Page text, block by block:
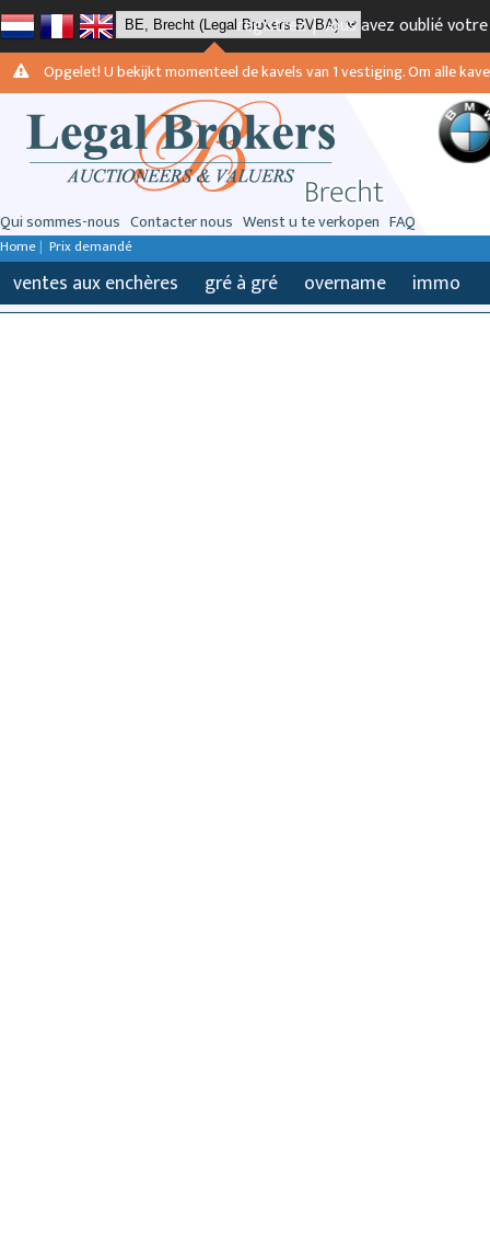
registrez | vous avez oublié
Opgelet! U bekijkt momenteel de kavels van 1 vestiging. Om alle
Qui sommes-nous Contacter nous Wenst u te verkopen FAQ
Home| Prix demandé
ventes aux enchères gré à gré overname immo